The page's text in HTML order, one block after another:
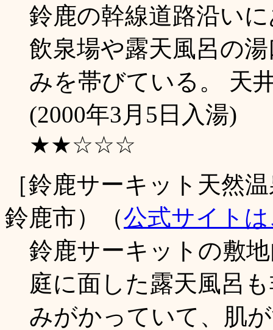
鈴鹿の幹線道路沿い
飲泉場や露天風呂の
みを帯びている。 天
(2000年3月5日入湯)
★★☆☆☆
［鈴鹿サーキット天然
鈴鹿市）（公式サイト
鈴鹿サーキットの敷
庭に面した露天風呂
みがかっていて、肌